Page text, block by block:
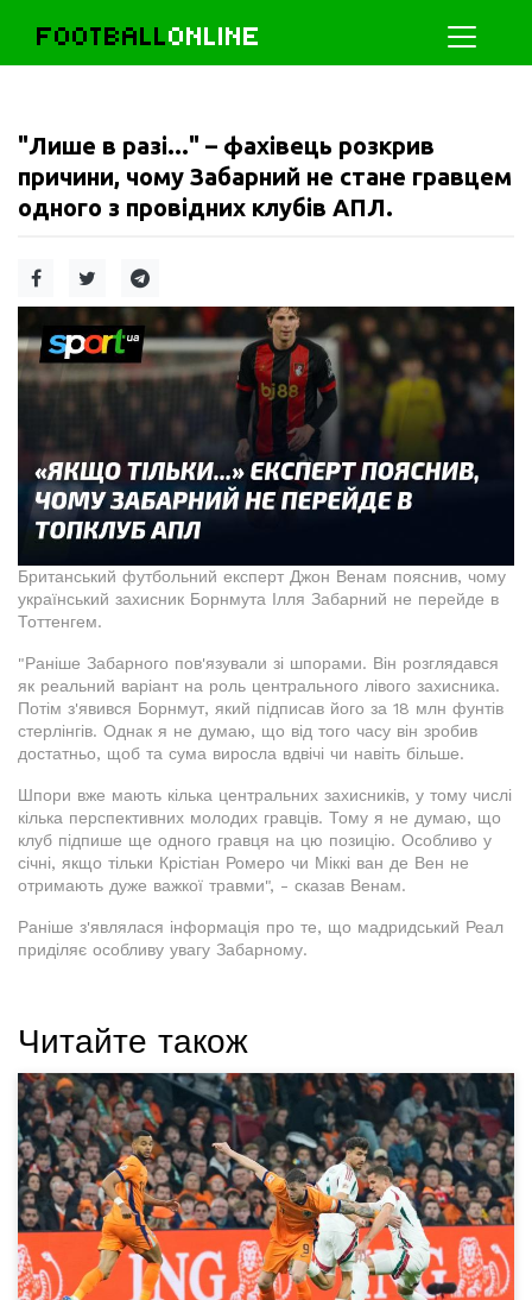
FOOTBALLONLINE
"Лише в разі..." – фахівець розкрив
причини, чому Забарний не стане гравцем
одного з провідних клубів АПЛ.
Британський футбольний експерт Джон Венам пояснив, чому
український захисник Борнмута Ілля Забарний не перейде в
Тоттенгем.
"Раніше Забарного пов'язували зі шпорами. Він розглядався
як реальний варіант на роль центрального лівого захисника.
Потім з'явився Борнмут, який підписав його за 18 млн фунтів
стерлінгів. Однак я не думаю, що від того часу він зробив
достатньо, щоб та сума виросла вдвічі чи навіть більше.
Шпори вже мають кілька центральних захисників, у тому числі
кілька перспективних молодих гравців. Тому я не думаю, що
клуб підпише ще одного гравця на цю позицію. Особливо у
січні, якщо тільки Крістіан Ромеро чи Міккі ван де Вен не
отримають дуже важкої травми", - сказав Венам.
Раніше з'являлася інформація про те, що мадридський Реал
приділяє особливу увагу Забарному.
Читайте також